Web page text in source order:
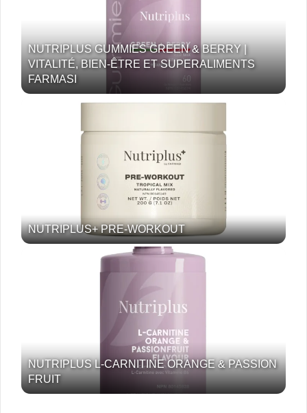
NUTRIPLUS GUMMIES GREEN & BERRY |
VITALITÉ, BIEN-ÊTRE ET SUPERALIMENTS
FARMASI
NUTRIPLUS+ PRE-WORKOUT
NUTRIPLUS L-CARNITINE ORANGE & PASSION
FRUIT